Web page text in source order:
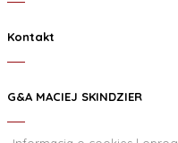
Kontakt
G&A MACIEJ SKINDZIER